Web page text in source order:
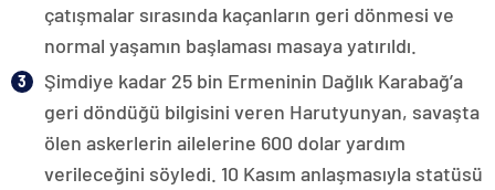
çatışmalar sırasında kaçanların geri dönmesi ve
normal yaşamın başlaması masaya yatırıldı.
Şimdiye kadar 25 bin Ermeninin Dağlık Karabağ’a
geri döndüğü bilgisini veren Harutyunyan, savaşta
ölen askerlerin ailelerine 600 dolar yardım
verileceğini söyledi. 10 Kasım anlaşmasıyla statüsü